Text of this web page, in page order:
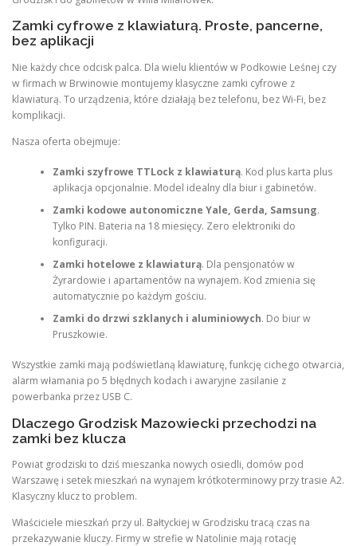
Zamki cyfrowe z klawiaturą. Proste, pancerne,
bez aplikacji
Nie każdy chce odcisk palca. Dla wielu klientów w Podkowie Leśnej czy
w firmach w Brwinowie montujemy klasyczne zamki cyfrowe z
klawiaturą. To urządzenia, które działają bez telefonu, bez Wi-Fi, bez
komplikacji.
Nasza oferta obejmuje:
Zamki szyfrowe TTLock z klawiaturą. Kod plus karta plus
aplikacja opcjonalnie. Model idealny dla biur i gabinetów.
Zamki kodowe autonomiczne Yale, Gerda, Samsung.
Tylko PIN. Bateria na 18 miesięcy. Zero elektroniki do
konfiguracji.
Zamki hotelowe z klawiaturą. Dla pensjonatów w
Żyrardowie i apartamentów na wynajem. Kod zmienia się
automatycznie po każdym gościu.
Zamki do drzwi szklanych i aluminiowych. Do biur w
Pruszkowie.
Wszystkie zamki mają podświetlaną klawiaturę, funkcję cichego otwarcia,
alarm włamania po 5 błędnych kodach i awaryjne zasilanie z
powerbanka przez USB C.
Dlaczego Grodzisk Mazowiecki przechodzi na
zamki bez klucza
Powiat grodziski to dziś mieszanka nowych osiedli, domów pod
Warszawę i setek mieszkań na wynajem krótkoterminowy przy trasie A2.
Klasyczny klucz to problem.
Właściciele mieszkań przy ul. Bałtyckiej w Grodzisku tracą czas na
przekazywanie kluczy. Firmy w strefie w Natolinie mają rotację